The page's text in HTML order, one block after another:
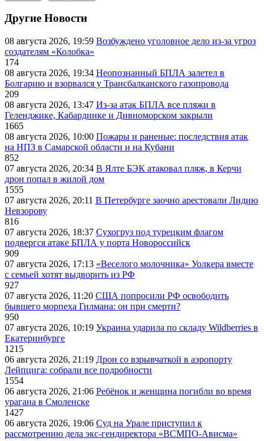
Другие Новости
08 августа 2026, 19:59 Возбуждено уголовное дело из-за угроз
создателям «Колобка»
174
08 августа 2026, 19:34 Неопознанный БПЛА залетел в
Болгарию и взорвался у Трансбалканского газопровода
209
08 августа 2026, 13:47 Из-за атак БПЛА все пляжи в
Геленджике, Кабардинке и Дивноморском закрыли
1665
08 августа 2026, 10:00 Пожары и раненые: последствия атак
на НПЗ в Самарской области и на Кубани
852
07 августа 2026, 20:34 В Ялте БЭК атаковал пляж, в Керчи
дрон попал в жилой дом
1555
07 августа 2026, 20:11 В Петербурге заочно арестовали Лидию
Невзорову
816
07 августа 2026, 18:37 Сухогруз под турецким флагом
подвергся атаке БПЛА у порта Новороссийск
909
07 августа 2026, 17:13 «Веселого молочника» Уолкера вместе
с семьей хотят выдворить из РФ
927
07 августа 2026, 11:20 США попросили РФ освободить
бывшего морпеха Гилмана: он при смерти?
950
07 августа 2026, 10:19 Украина ударила по складу Wildberries в
Екатеринбурге
1215
06 августа 2026, 21:19 Дрон со взрывчаткой в аэропорту
Лейпцига: собрали все подробности
1554
06 августа 2026, 21:06 Ребёнок и женщина погибли во время
урагана в Смоленске
1427
06 августа 2026, 19:06 Суд на Урале приступил к
рассмотрению дела экс-гендиректора «ВСМПО-Ависма»